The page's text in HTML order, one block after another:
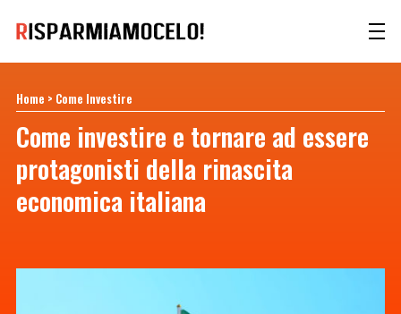
Home > Come Investire
Come investire e tornare ad essere
protagonisti della rinascita
economica italiana